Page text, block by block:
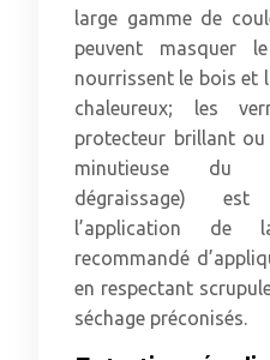
large gamme de
peuvent masquer
nourrissent le bois et
chaleureux; les
protecteur brillant
minutieuse du
dégraissage)
l’application
recommandé
en respectant
séchage préconisés.